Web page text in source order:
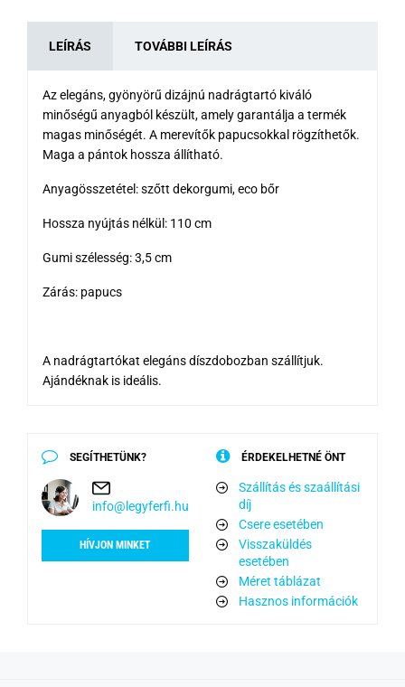
LEÍRÁS TOVÁBBI LEÍRÁS
Az elegáns, gyönyörű dizájnú nadrágtartó kiváló
minőségű anyagból készült, amely garantálja a termék
magas minőségét. A merevítők papucsokkal rögzíthetők.
Maga a pántok hossza állítható.
Anyagösszetétel: szőtt dekorgumi, eco bőr
Hossza nyújtás nélkül: 110 cm
Gumi szélesség: 3,5 cm
Zárás: papucs
A nadrágtartókat elegáns díszdobozban szállítjuk.
Ajándéknak is ideális.
SEGÍTHETÜNK?
info@legyferfi.hu
HÍVJON MINKET
ÉRDEKELHETNÉ ÖNT
Szállítás és szaállítási
díj
Csere esetében
Visszaküldés
esetében
Méret táblázat
Hasznos információk